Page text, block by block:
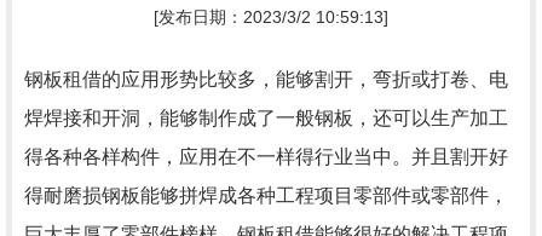
[发布日期：2023/3/2 10:59:13]
钢板租借的应用形势比较多，能够割开，弯折或打卷、电
焊焊接和开洞，能够制作成了一般钢板，还可以生产加工
得各种各样构件，应用在不一样得行业当中。并且割开好
得耐磨损钢板能够拼焊成各种工程项目零部件或零部件，